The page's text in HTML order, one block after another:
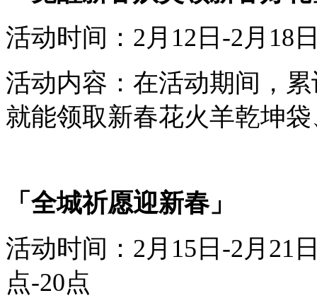
活动时间： 2 月 12 日-2 月 18
活动内容： 在活动期间，
就能领取新春花火羊乾坤袋
「全城祈愿迎新春」
活动时间： 2 月 15 日 -2 月 21
点-20点